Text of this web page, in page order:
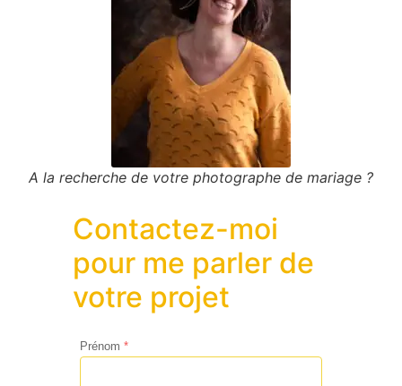
A la recherche de votre photographe de mariage ?
Contactez-moi
pour me parler de
votre projet